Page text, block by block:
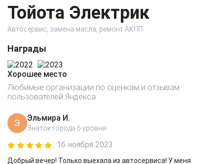
Тойота Электрик
Автосервис, замена масла, ремонт АКПП
Награды
Хорошее место
Любимые организации по оценкам и отзывам
пользователей Яндекса
Э Эльмира И.
Знаток города 6 уровня
16 ноября 2023
Добрый вечер! Только выехала из автосервиса! У меня